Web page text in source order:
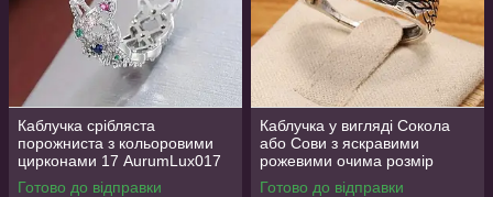
Каблучка срібляста
порожниста з кольоровими
цирконами 17 AurumLux017
Готово до відправки
Каблучка у вигляді Сокола
або Сови з яскравими
рожевими очима розмір
регульований
Готово до відправки